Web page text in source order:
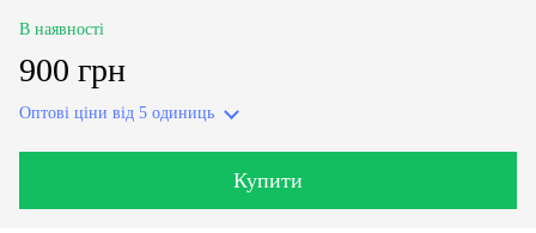
В наявності
900 грн
Оптові ціни від 5 одиниць
Купити